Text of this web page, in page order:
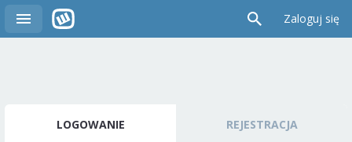
Zaloguj się
LOGOWANIE REJESTRACJA